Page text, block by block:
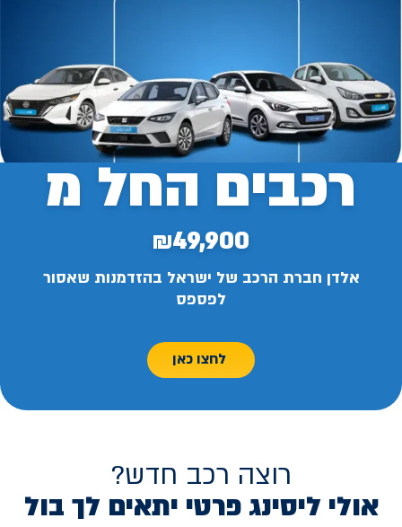
רכבים החל מ
₪49,900
אלדן חברת הרכב של ישראל בהזדמנות שאסור
לפספס
לחצו כאן
רוצה רכב חדש?
אולי ליסינג פרטי יתאים לך בול